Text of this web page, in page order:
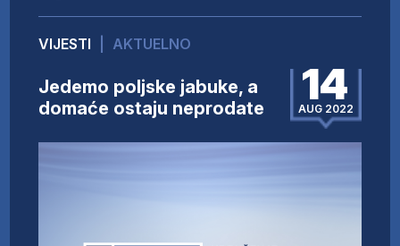
VIJESTI AKTUELNO
Jedemo poljske jabuke, a
domaće ostaju neprodate
14
AUG 2022